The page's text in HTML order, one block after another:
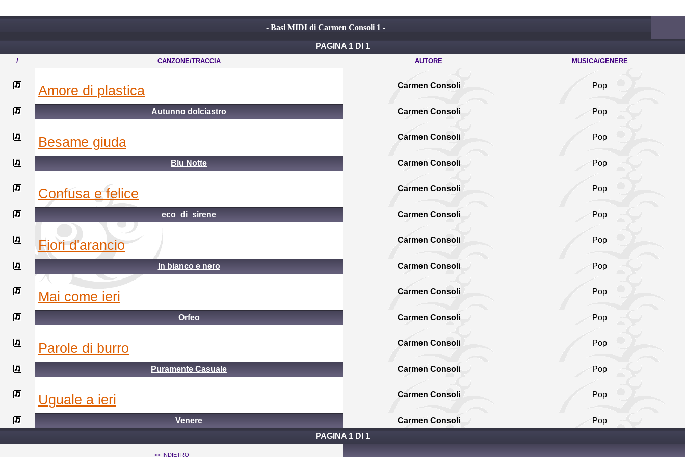
- Basi MIDI di Carmen Consoli 1 -
PAGINA 1 DI 1
/ CANZONE/TRACCIA AUTORE MUSICA/GENERE
amore di plastica Carmen Consoli Pop
Autunno dolciastro Carmen Consoli Pop
besame giuda Carmen Consoli Pop
Blu Notte Carmen Consoli Pop
confusa e felice Carmen Consoli Pop
eco_di_sirene Carmen Consoli Pop
fiori d'arancio Carmen Consoli Pop
In bianco e nero Carmen Consoli Pop
mai come ieri Carmen Consoli Pop
Orfeo Carmen Consoli Pop
parole di burro Carmen Consoli Pop
Puramente Casuale Carmen Consoli Pop
uguale a ieri Carmen Consoli Pop
Venere Carmen Consoli
Pop
PAGINA 1 DI 1
<< INDIETRO